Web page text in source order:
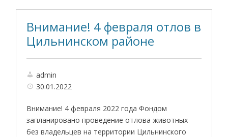
Внимание! 4 февраля отлов в
Цильнинском районе
admin
30.01.2022
Внимание! 4 февраля 2022 года Фондом
запланировано проведение отлова животных
без владельцев на территории Цильнинского